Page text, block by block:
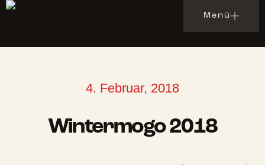
Menü
Wintermogo 2018
4. Februar, 2018